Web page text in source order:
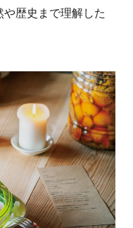
歴史まで理解した